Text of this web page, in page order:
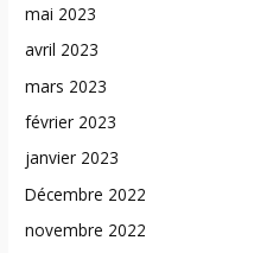
mai 2023
avril 2023
mars 2023
février 2023
janvier 2023
Décembre 2022
novembre 2022